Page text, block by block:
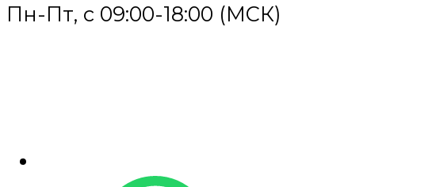
Пн-Пт, с 09:00-18:00 (МСК)